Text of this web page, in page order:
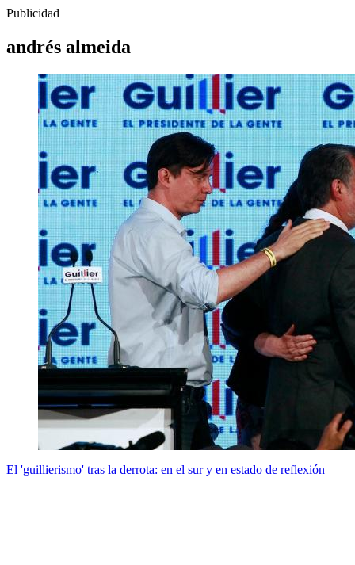
Publicidad
andrés almeida
El 'guillierismo' tras la derrota: en el sur y en estado de reflexión